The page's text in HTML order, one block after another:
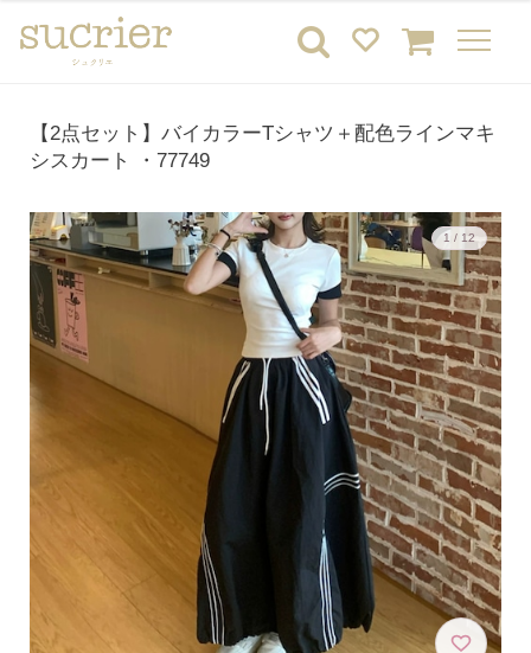
【2点セット】バイカラーTシャツ＋配色ラインマキ
シスカート ・77749
1 / 12